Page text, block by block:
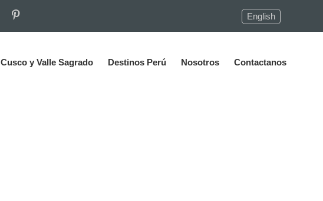
English
Cusco y Valle Sagrado Destinos Perú Nosotros Contactanos